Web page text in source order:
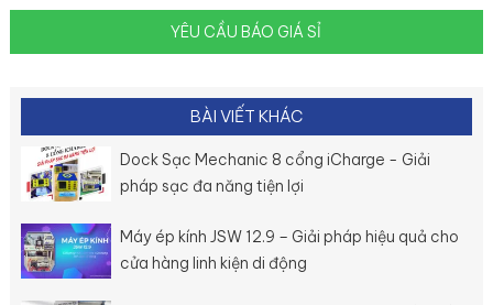
YÊU CẦU BÁO GIÁ SỈ
BÀI VIẾT KHÁC
Dock Sạc Mechanic 8 cổng iCharge - Giải
pháp sạc đa năng tiện lợi
Máy ép kính JSW 12.9 – Giải pháp hiệu quả cho
cửa hàng linh kiện di động